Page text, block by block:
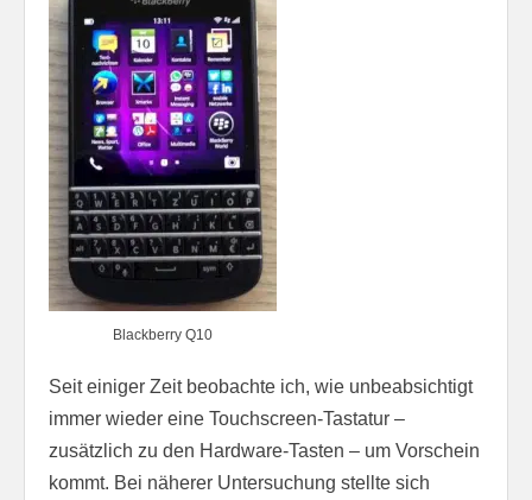
Blackberry Q10
Seit einiger Zeit beobachte ich, wie unbeabsichtigt
immer wieder eine Touchscreen-Tastatur –
zusätzlich zu den Hardware-Tasten – um Vorschein
kommt. Bei näherer Untersuchung stellte sich